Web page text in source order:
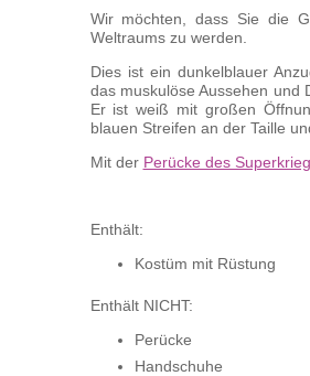
Wir möchten, dass Sie die
Weltraums zu werden.
Dies ist ein dunkelblauer
das muskulöse Aussehen und
Er ist weiß mit großen
blauen Streifen an der Taille
Mit der Perücke des
Enthält:
Kostüm mit Rüstung
Enthält NICHT:
Perücke
Handschuhe